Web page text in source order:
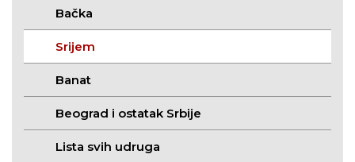
Bačka
Srijem
Banat
Beograd i ostatak Srbije
Lista svih udruga